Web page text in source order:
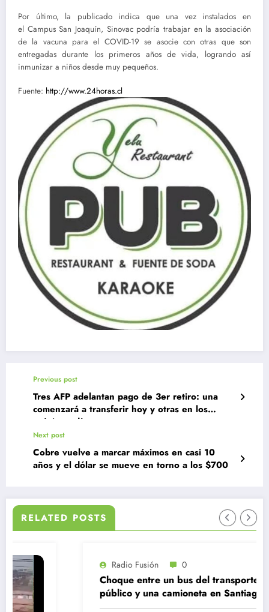
Por último, la publicado indica que una vez instalados en
el Campus San Joaquín, Sinovac podría trabajar en la asociación
de la vacuna para el COVID-19 se asocie con otras que son
entregadas durante los primeros años de vida, logrando así
inmunizar a niños desde muy pequeños.
Fuente: http://www.24horas.cl
Previous post
Tres AFP adelantan pago de 3er retiro: una
comenzará a transferir hoy y otras en los
próximos días
Next post
Cobre vuelve a marcar máximos en casi 10
años y el dólar se mueve en torno a los $700
RELATED POSTS
Radio Fusión 0
Choque entre un bus del transporte
público y una camioneta en Santiago